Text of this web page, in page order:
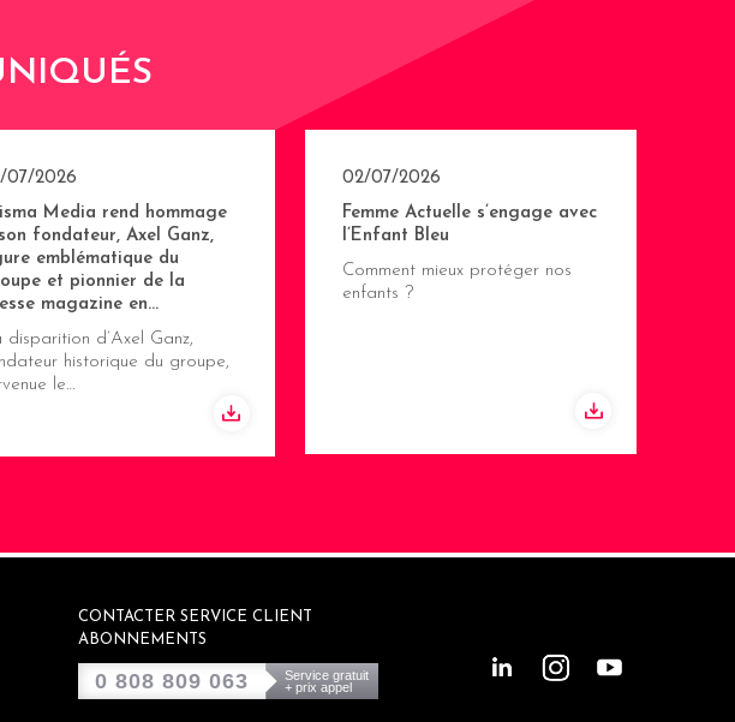
07/2026
Media rend hommage
fondateur, Axel Ganz,
emblématique du
et pionnier de la
magazine en…
disparition d’Axel Ganz,
historique du groupe,
le…
02/07/2026
Femme Actuelle s’engage avec
l’Enfant Bleu
Comment mieux protéger nos
enfants ?
CONTACTER SERVICE CLIENT
ABONNEMENTS
0 808 809 063
Service gratuit
+ prix appel